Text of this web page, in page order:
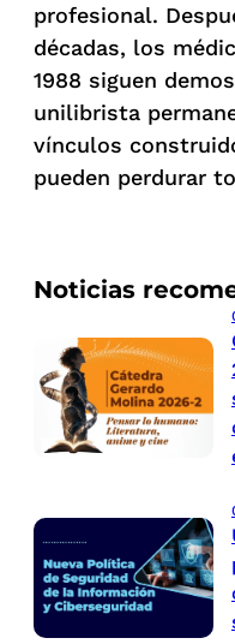
Noticias
profesional.
décadas, los
1988 siguen
unilibrista
vínculos
pueden perdurar